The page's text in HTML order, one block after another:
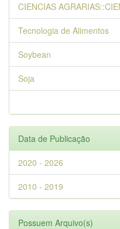
CIENCIAS
Tecnologia de Alimentos
Soybean
Soja
Data de Publicação
2020 - 2026
2010 - 2019
Possuem Arquivo(s)